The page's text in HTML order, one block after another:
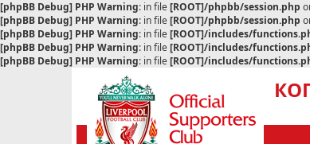
[phpBB Debug] PHP Warning: in file[ROOT]/phpbb/session.php
[phpBB Debug] PHP Warning: in file[ROOT]/phpbb/session.php
[phpBB Debug] PHP Warning: in file[ROOT]/includes/
[phpBB Debug] PHP Warning: in file[ROOT]/includes/
[phpBB Debug] PHP Warning: in file[ROOT]/includes/